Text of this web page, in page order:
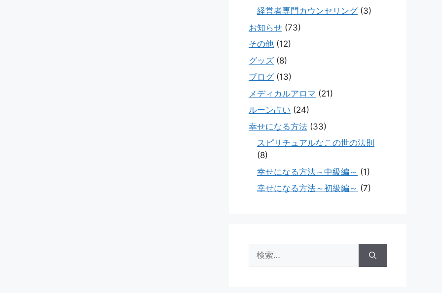
経営者専門カウンセリング(3)
お知らせ (73)
その他 (12)
グッズ (8)
ブログ(13)
メディカルアロマ (21)
ルーン占い (24)
幸せになる方法 (33)
スピリチュアルなこの世の法則
(8)
幸せになる方法～中級編～ (1)
幸せになる方法～初級編～ (7)
索: